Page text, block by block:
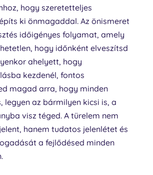
hogy szeretetteljes
ki önmagaddal. Az önismeret
időigényes folyamat, amely
hogy időnként elveszítsd
ahelyett, hogy
kezdenél, fontos
magad arra, hogy minden
legyen az bármilyen kicsi is, a
visz téged. A türelem nem
hanem tudatos jelenlétet és
a fejlődésed minden